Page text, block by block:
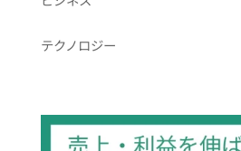
テクノロジー